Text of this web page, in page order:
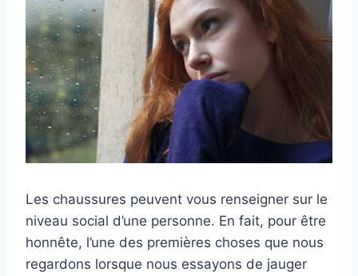
Les chaussures peuvent vous renseigner sur le
niveau social d’une personne. En fait, pour être
honnête, l’une des premières choses que nous
regardons lorsque nous essayons de jauger